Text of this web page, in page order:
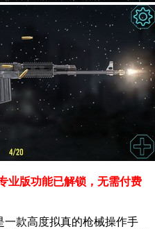
业版功能已解锁，无需付费
一款高度拟真的枪械操作手